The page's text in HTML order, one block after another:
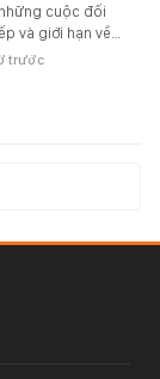
cuộc đối
và giới hạn về…
trước